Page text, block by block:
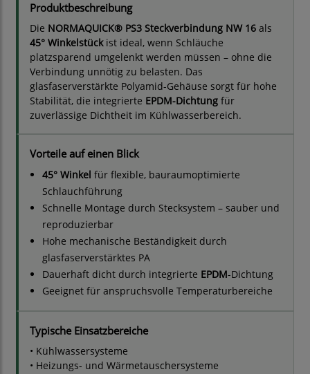
Produktbeschreibung
Die NORMAQUICK® PS3 Steckverbindung NW 16 als
45° Winkelstückist ideal, wenn Schläuche
platzsparend umgelenkt werden müssen – ohne die
Verbindung unnötig zu belasten. Das
glasfaserverstärkte Polyamid-Gehäuse sorgt für hohe
Stabilität, die integrierte EPDM-Dichtung für
zuverlässige Dichtheit im Kühlwasserbereich.
Vorteile auf einen Blick
45° Winkel für flexible, bauraumoptimierte
Schlauchführung
Schnelle Montage durch Stecksystem – sauber und
reproduzierbar
Hohe mechanische Beständigkeit durch
glasfaserverstärktes PA
Dauerhaft dicht durch integrierte EPDM-Dichtung
Geeignet für anspruchsvolle Temperaturbereiche
Typische Einsatzbereiche
• Kühlwassersysteme
• Heizungs- und Wärmetauschersysteme